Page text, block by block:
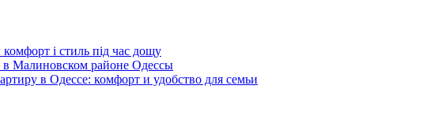
і стиль під час дощу
Малиновском районе Одессы
в Одессе: комфорт и удобство для семьи